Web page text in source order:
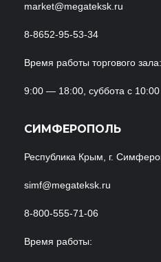
market@megateksk.ru
8-8652-95-53-34
Время работы торгового зала:
9:00 — 18:00, суббота с
СИМФЕРОПОЛЬ
Республика Крым, г.
simf@megateksk.ru
8-800-555-71-06
Время работы: